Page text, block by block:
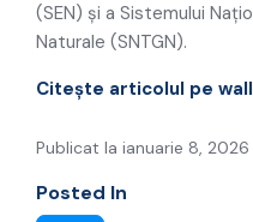
(SEN) şi a Sistemului
Naturale (SNTGN).
Citește articolul pe
Publicat la ianuarie 8, 2026
Posted In